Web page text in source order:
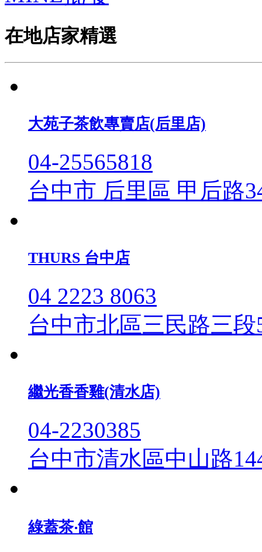
在地店家精選
大苑子茶飲專賣店(后里店)
04-25565818
台中市 后里區 甲后路
THURS 台中店
04 2223 8063
台中市北區三民路三段
繼光香香雞(清水店)
04-2230385
台中市清水區中山路
綠蓋茶‧館